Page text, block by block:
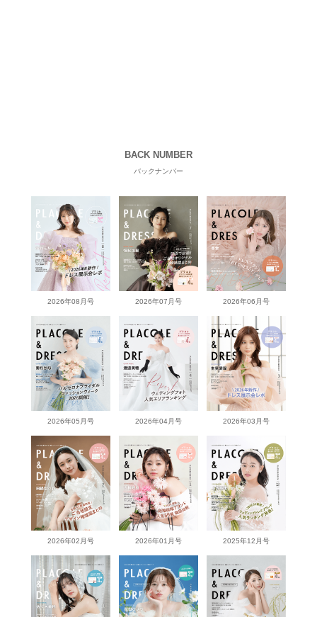
BACK NUMBER
バックナンバー
2026年08月号 2026年07月号 2026年06月号
2026年05月号 2026年04月号 2026年03月号
2026年02月号 2026年01月号 2025年12月号